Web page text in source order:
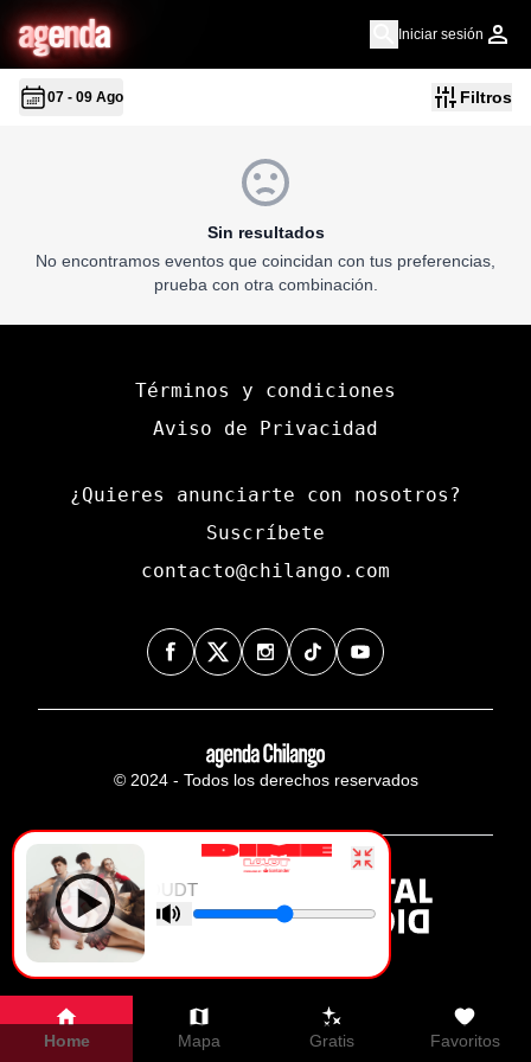
agenda Iniciar sesión
07 - 09 Ago Filtros
Sin resultados
No encontramos eventos que coincidan con tus preferencias,
prueba con otra combinación.
Términos y condiciones
Aviso de Privacidad
¿Quieres anunciarte con nosotros?
Suscríbete
contacto@chilango.com
© 2024 - Todos los derechos reservados
Home Mapa Gratis Favoritos
DIME - LOUDT